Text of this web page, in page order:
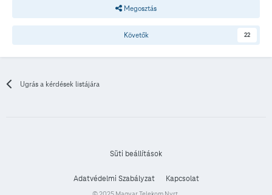
Megosztás
Követők 22
Ugrás a kérdések listájára
Süti beállítások
Adatvédelmi Szabályzat Kapcsolat